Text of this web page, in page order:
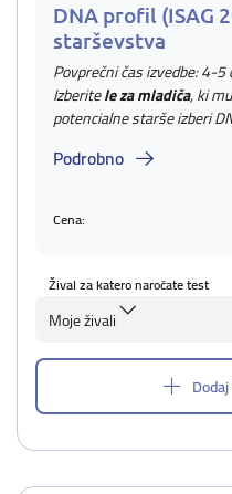
DNA profil (ISAG
starševstva
Povprečni čas izvedbe: 4-5
Izberitele za mladiča, ki
potencialne starše izberi
Podrobno
Cena:
Žival za katero naročate test
Moje živali